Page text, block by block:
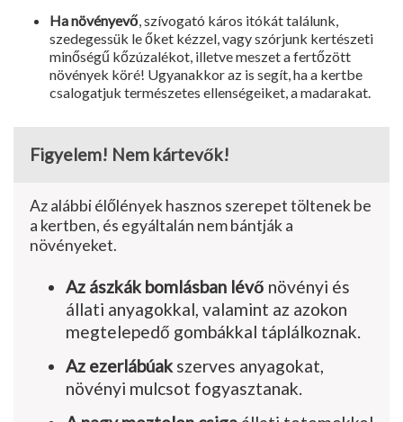
Ha növényevő, szívogató káros itó­kát találunk,
szedegessük le őket kézzel, vagy szórjunk kertészeti
mi­nőségű kőzúzalékot, illetve meszet a fertőzött
növények köré! Ugyan­akkor az is segít, ha a kertbe
csalo­gatjuk természetes ellenségeiket, a madarakat.
Figyelem! Nem kártevők!
Az alábbi élőlények hasznos szerepet töltenek be
a kertben, és egyáltalán nem bántják a
növényeket.
Az ászkák bomlásban lévő növényi és
állati anyagokkal, valamint az azokon
megtelepedő gombákkal táplálkoznak.
Az ezerlábúak szerves anyagokat,
növényi mulcsot fogyasztanak.